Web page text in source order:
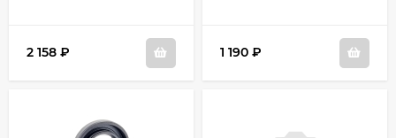
2 158 ₽ 1 190 ₽